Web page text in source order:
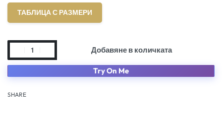
ТАБЛИЦА С РАЗМЕРИ
Добавяне в количката
Try On Me
SHARE